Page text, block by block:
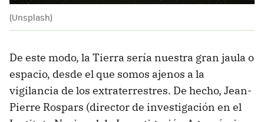
(Unsplash)
De este modo, la Tierra sería nuestra gran jaula o
espacio, desde el que somos ajenos a la
vigilancia de los extraterrestres. De hecho, Jean-
Pierre Rospars (director de investigación en el